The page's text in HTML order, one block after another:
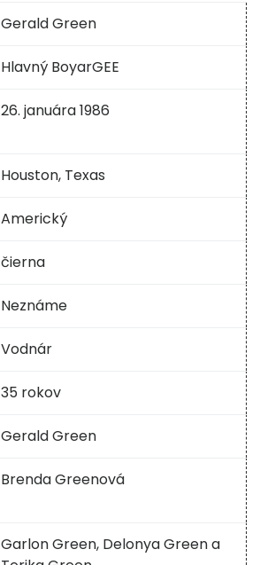
Gerald Green
Hlavný BoyarGEE
26. januára 1986
Houston, Texas
Americký
čierna
Neznáme
Vodnár
35 rokov
Gerald Green
Brenda Greenová
Garlon Green, Delonya Green a